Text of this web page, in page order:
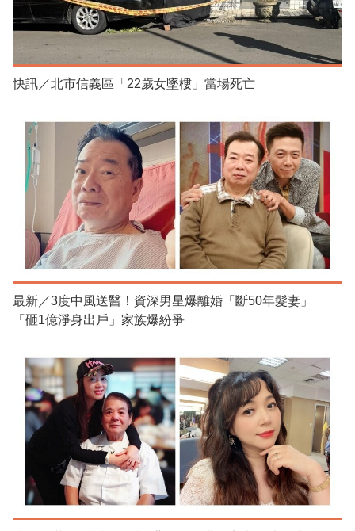
快訊／北市信義區「22歲女墜樓」當場死亡
最新／3度中風送醫！資深男星爆離婚「斷50年髮妻」
「砸1億淨身出戶」家族爆紛爭